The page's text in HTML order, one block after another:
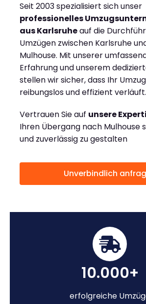
Seit 2003 spezialisiert sich unser
professionelles
aus Karlsruheauf die
Umzügen zwischen Karlsruhe
Mulhouse. Mit unserer
Erfahrung und unserem
stellen wir sicher, dass Ihr Umzug
reibungslos und effizient verläuft.
Vertrauen Sie auf unsere
Ihren Übergang nach Mulhouse
und zuverlässig zu gestalten
Unverbindlich
10.000+
erfolgreiche